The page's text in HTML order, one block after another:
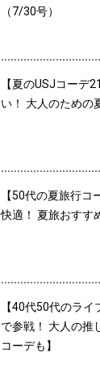
（7/30号）
【夏のUSJコーデ
い！ 大人のための
【50代の夏旅行
快適！ 夏旅おすす
【40代50代のラ
で参戦！ 大人の推
コーデも】